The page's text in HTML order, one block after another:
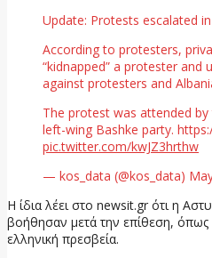
Update: Protests escalated
According to protesters,
“kidnapped” a protester and
against protesters and
The protest was attended by
left-wing Bashke party.
pic.twitter.com/kwJZ3hrthw
— kos_data (@kos_data)
Η ίδια λέει στο newsit.gr ότι η
βοήθησαν μετά την επίθεση,
ελληνική πρεσβεία.